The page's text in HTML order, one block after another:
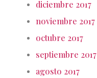
diciembre 2017
noviembre 2017
octubre 2017
septiembre 2017
agosto 2017